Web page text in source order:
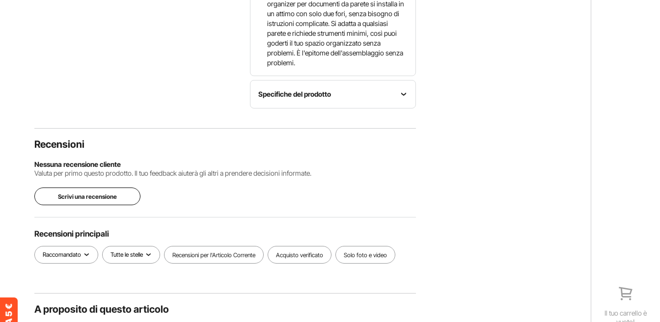
Il tuo carrello è
organizer per documenti da parete si installa in
un attimo con solo due fori, senza bisogno di
istruzioni complicate. Si adatta a qualsiasi
parete e richiede strumenti minimi, così puoi
goderti il tuo spazio organizzato senza
problemi. È l'epitome dell'assemblaggio senza
problemi.
Specifiche del prodotto
modello
di peso
Numero
pollici
Recensioni
Nessuna recensione cliente
Valuta per primo questo prodotto. Il tuo feedback aiuterà gli altri a prendere decisioni informate.
Scrivi una recensione
Recensioni principali
Raccomandato Tutte le stelle Recensioni per l'Articolo Corrente Acquisto verificato Solo foto e video
A proposito di questo articolo